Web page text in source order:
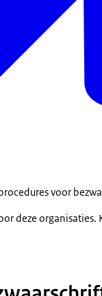
voor
deze